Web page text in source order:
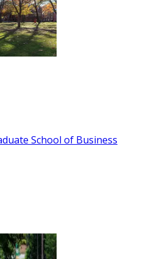
School of Business